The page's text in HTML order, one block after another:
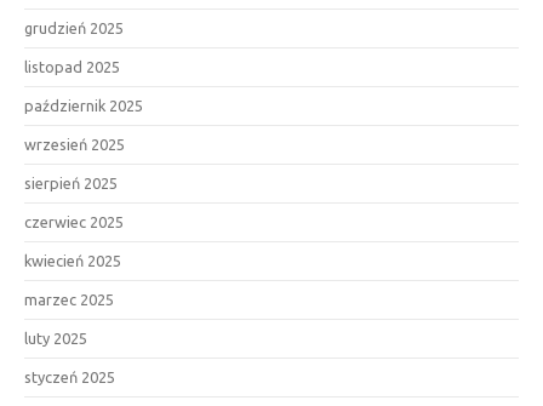
grudzień 2025
listopad 2025
październik 2025
wrzesień 2025
sierpień 2025
czerwiec 2025
kwiecień 2025
marzec 2025
luty 2025
styczeń 2025